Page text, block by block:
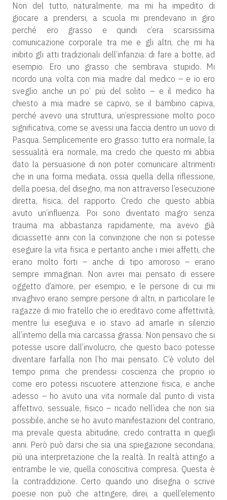
Non del tutto, naturalmente, ma mi ha impedito di
giocare a prendersi, a scuola mi prendevano in giro
perché ero grasso e quindi c’era scarsissima
comunicazione corporale tra me e gli altri, che mi ha
inibito gli atti tradizionali dell’infanzia: di fare a botte, ad
esempio. Ero uno grasso che sembrava stupido. Mi
ricordo una volta con mia madre dal medico – e io ero
sveglio anche un po’ più del solito – e il medico ha
chiesto a mia madre se capivo, se il bambino capiva,
perché avevo una struttura, un’espressione molto poco
significativa, come se avessi una faccia dentro un uovo di
Pasqua. Semplicemente ero grasso: tutto era normale, la
sessualità era normale, ma credo che questo mi abbia
dato la persuasione di non poter comunicare altrimenti
che in una forma mediata, ossia quella della riflessione,
della poesia, del disegno, ma non attraverso l’esecuzione
diretta, fisica, del rapporto. Credo che questo abbia
avuto un’influenza. Poi sono diventato magro senza
trauma ma abbastanza rapidamente, ma avevo già
diciassette anni con la convinzione che non si potesse
eseguire la vita fisica e pertanto anche i miei affetti, che
erano molto forti – anche di tipo amoroso – erano
sempre immaginari. Non avrei mai pensato di essere
oggetto d’amore, per esempio, e le persone di cui mi
invaghivo erano sempre persone di altri, in particolare le
ragazze di mio fratello che io ereditavo come affettività,
mentre lui eseguiva e io stavo ad amarle in silenzio
all’interno della mia carcassa grassa. Non pensavo che si
potesse uscire dall’involucro, che questo baco potesse
diventare farfalla non l’ho mai pensato. C’è voluto del
tempo prima che prendessi coscienza che proprio io
come ero potessi riscuotere attenzione fisica, e anche
adesso – ho avuto una vita normale dal punto di vista
affettivo, sessuale, fisico – ricado nell’idea che non sia
possibile, anche se ho avuto manifestazioni del contrario,
ma prevale questa abitudine, credo contratta in quegli
anni. Però può darsi che sia una spiegazione secondaria,
più una interpretazione che la realtà. In realtà attingo a
entrambe le vie, quella conoscitiva compresa. Questa è
la contraddizione. Certo quando uno disegna o scrive
poesie non può che attingere, direi, a quell’elemento